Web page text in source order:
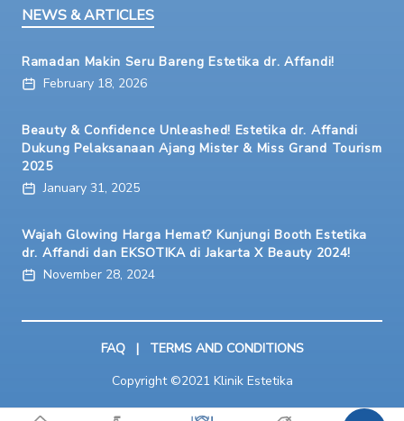
NEWS & ARTICLES
Ramadan Makin Seru Bareng Estetika dr. Affandi!
February 18, 2026
Beauty & Confidence Unleashed! Estetika dr. Affandi
Dukung Pelaksanaan Ajang Mister & Miss Grand Tourism
2025
January 31, 2025
Wajah Glowing Harga Hemat? Kunjungi Booth Estetika
dr. Affandi dan EKSOTIKA di Jakarta X Beauty 2024!
November 28, 2024
Copyright ©2021 Klinik Estetika
FAQ | TERMS AND CONDITIONS